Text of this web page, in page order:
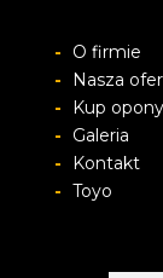
-
O firmie
-
Nasza
-
Kup opony
-
Galeria
-
Kontakt
- Toyo